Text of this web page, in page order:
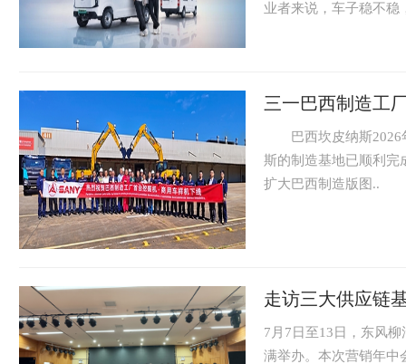
业者来说，车子稳不稳
三一巴西制造工
巴西坎皮纳斯2026
斯的制造基地已顺利完
扩大巴西制造版图..
走访三大供应链
7月7日至13日，东风
满举办。本次营销年中